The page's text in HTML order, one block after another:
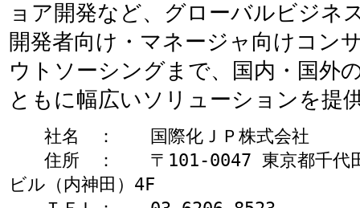
ョア開発など、グローバルビジネ
開発者向け・マネージャ向けコン
ウトソーシングまで、国内・国外
ともに幅広いソリューションを提
社名　：　　国際化ＪＰ株式会社
住所　：　　〒101-0047 東京都千代
ビル（内神田）4F